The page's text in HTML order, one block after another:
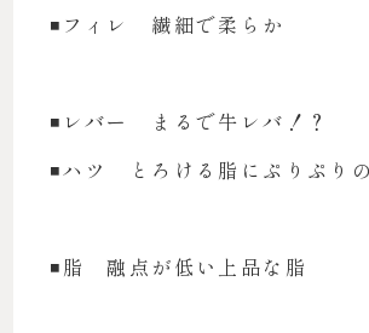
◾️フィレ 繊細で柔らか
◾️レバー まるで牛レバ！？
◾️ハツ とろける脂にぷりぷり
◾️脂 融点が低い上品な脂